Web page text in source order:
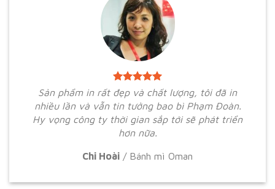
Sản phẩm in rất đẹp và chất lượng, tôi đã in
nhiều lần và vẫn tin tưởng bao bì Phạm Đoàn.
Hy vọng công ty thời gian sắp tới sẽ phát triển
hơn nữa.
Chi Hoài / Bánh mì Oman